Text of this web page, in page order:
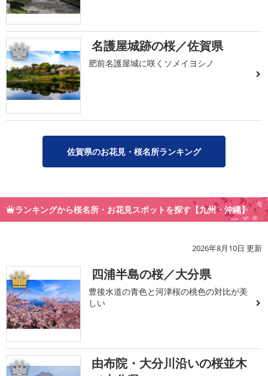
2 名護屋城跡の桜／佐賀県
肥前名護屋城に咲くソメイヨシノ
佐賀県のお花見・桜名所ランキング
ランキングから桜名所・お花見スポットを探す【九州・沖縄】
2026年8月10日 更新
1 四浦半島の桜／大分県
豊後水道の青色と河津桜の桃色の対比が美
しい
2
由布院・大分川沿いの桜並木